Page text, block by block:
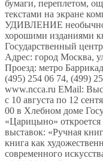
бумаги, переплетом,
текстами на экране
УДИВЛЕНИЕ
хорошими изданиями
Государственный
Адрес: город Москва,
Проезд: метро
(495) 254 06 74, (499)
www.ncca.ru EMail:
c 10 августа по 12
00 в Хлебном доме
«Царицыно»
выставок: «Ручная
книга как
современного